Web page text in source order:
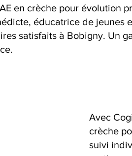
en crèche pour évolution
éducatrice de jeunes
satisfaits à Bobigny. Un
Avec
crèche
suivi